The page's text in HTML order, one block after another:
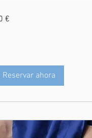
€
Reservar ahora